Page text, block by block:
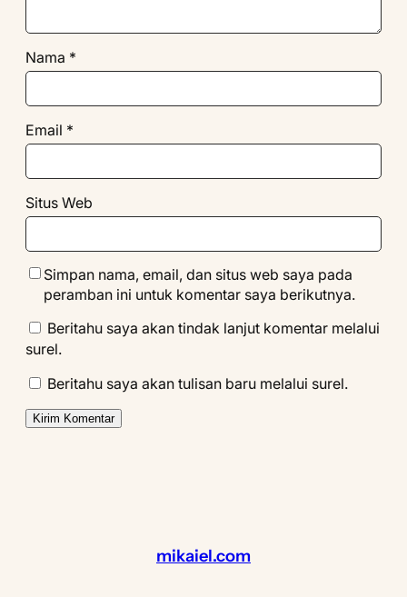
Nama *
Email *
Situs Web
Simpan nama, email, dan situs web saya pada
peramban ini untuk komentar saya berikutnya.
Beritahu saya akan tindak lanjut komentar melalui
surel.
Beritahu saya akan tulisan baru melalui surel.
mikaiel.com